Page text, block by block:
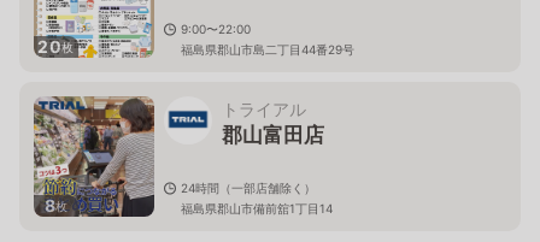
20枚
9:00〜22:00
福島県郡山市島二丁目44番29号
8枚
トライアル
郡山富田店
24時間（一部店舗除く）
福島県郡山市備前舘1丁目14